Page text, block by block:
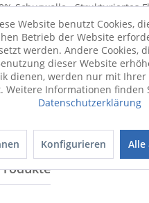
Schurwolle · Strukturiertes
und...mehr
zum Versand...
Website benutzt Cookies,
Betrieb der Website
werden. Andere Cookies,
dieser Website
dienen, werden nur mit
Weitere Informationen finden
Datenschutzerklärung
Konfigurieren Alle